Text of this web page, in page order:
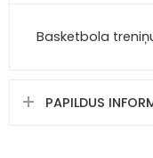
Basketbola
PAPILDUS